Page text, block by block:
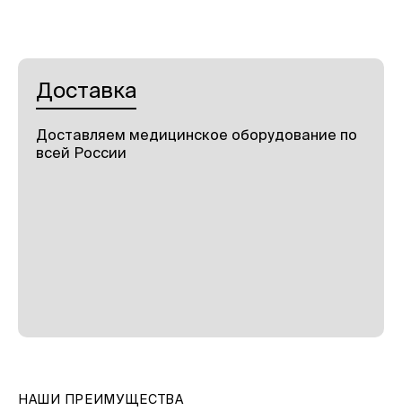
Доставка
Доставляем медицинское оборудование по
всей России
НАШИ ПРЕИМУЩЕСТВА